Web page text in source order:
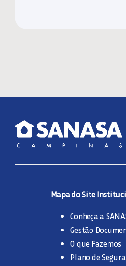
Mapa do Site
Conheça a
Gestão
O que Fazemos
Plano de